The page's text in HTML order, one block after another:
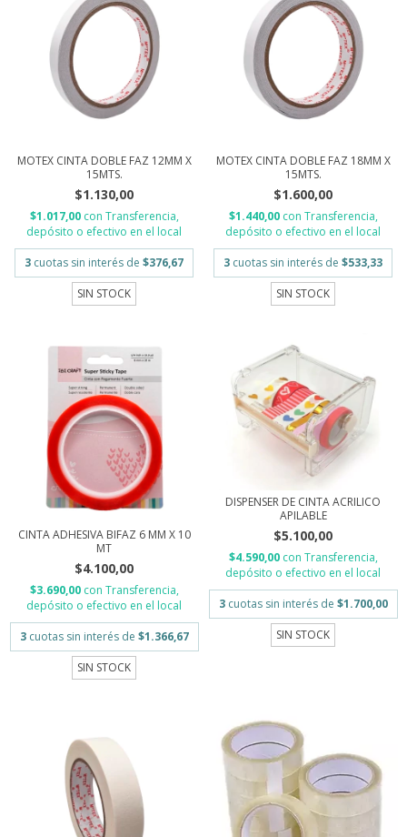
MOTEX CINTA DOBLE FAZ 12MM X
15MTS.
$1.130,00
$1.017,00 con Transferencia,
depósito o efectivo en el local
3 cuotas sin interés de $376,67
SIN STOCK
MOTEX CINTA DOBLE FAZ 18MM X
15MTS.
$1.600,00
$1.440,00 con Transferencia,
depósito o efectivo en el local
3 cuotas sin interés de $533,33
SIN STOCK
CINTA ADHESIVA BIFAZ 6 MM X 10
MT
$4.100,00
$3.690,00 con Transferencia,
depósito o efectivo en el local
3 cuotas sin interés de $1.366,67
SIN STOCK
DISPENSER DE CINTA ACRILICO
APILABLE
$5.100,00
$4.590,00 con Transferencia,
depósito o efectivo en el local
3 cuotas sin interés de $1.700,00
SIN STOCK